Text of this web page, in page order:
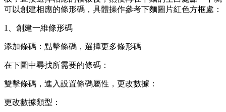
可以創建相應的條形碼，具體操作參考下麵圖片紅色方框處：
1、創建一維條形碼
添加條碼：點擊條碼，選擇更多條形碼
在下圖中尋找所需要的條碼：
雙擊條碼，進入設置條碼屬性，更改數據：
更改數據類型：